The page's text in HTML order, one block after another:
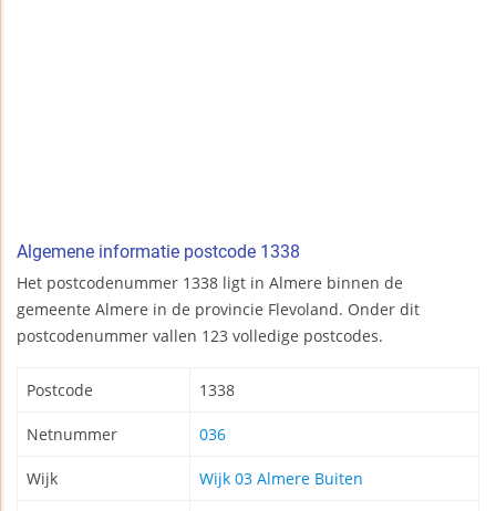
Algemene informatie postcode 1338
Het postcodenummer 1338 ligt in Almere binnen de
gemeente Almere in de provincie Flevoland. Onder dit
postcodenummer vallen 123 volledige postcodes.
Postcode 1338
Netnummer 036
Wijk Wijk 03 Almere Buiten